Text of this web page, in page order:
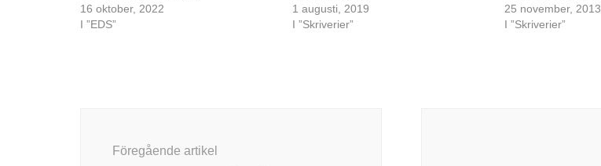
16 oktober, 2022
I ”EDS”
1 augusti, 2019
I ”Skriverier”
25 november, 2013
I ”Skriverier”
Föregående artikel